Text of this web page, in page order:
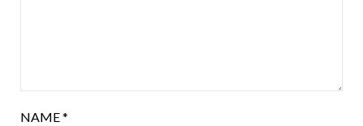
NAME*